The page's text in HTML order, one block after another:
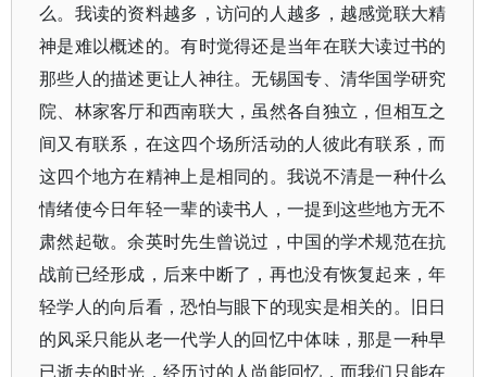
么。我读的资料越多，访问的人越多，越感觉联大精
神是难以概述的。有时觉得还是当年在联大读过书的
那些人的描述更让人神往。无锡国专、清华国学研究
院、林家客厅和西南联大，虽然各自独立，但相互之
间又有联系，在这四个场所活动的人彼此有联系，而
这四个地方在精神上是相同的。我说不清是一种什么
情绪使今日年轻一辈的读书人，一提到这些地方无不
肃然起敬。余英时先生曾说过，中国的学术规范在抗
战前已经形成，后来中断了，再也没有恢复起来，年
轻学人的向后看，恐怕与眼下的现实是相关的。旧日
的风采只能从老一代学人的回忆中体味，那是一种早
已逝去的时光，经历过的人尚能回忆，而我们只能在